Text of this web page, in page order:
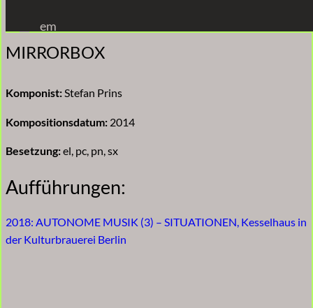
Inhalt
springen
em
MIRRORBOX
Komponist:Stefan Prins
Kompositionsdatum: 2014
Besetzung:el, pc, pn, sx
Aufführungen:
2018: AUTONOME MUSIK (3) – SITUATIONEN, Kesselhaus in
der Kulturbrauerei Berlin